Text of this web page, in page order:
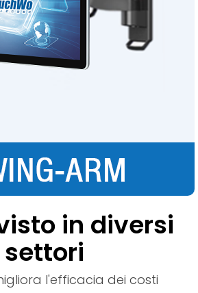
in diversi
settori
l'efficacia dei costi